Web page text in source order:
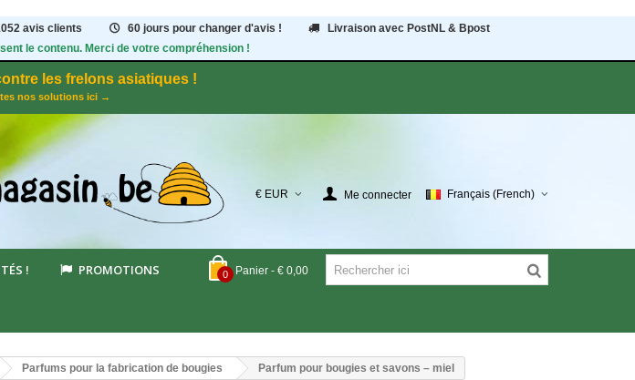
avis clients 60 jours pour changer d'avis !
Livraison avec PostNL & Bpost
le contenu. Merci de votre compréhension !
les frelons asiatiques !
nos solutions ici →
€ EUR Me connecter Français (French)
0 Panier - € 0,00
! PROMOTIONS
Parfums pour la fabrication de bougies Parfum pour bougies et savons – miel